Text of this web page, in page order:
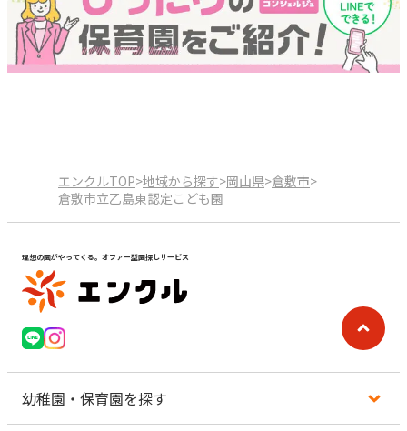
エンクルTOP>地域から探す>岡山県>倉敷市>
倉敷市立乙島東認定こども園
理想の園がやってくる。オファー型園探しサービス
幼稚園・保育園を探す